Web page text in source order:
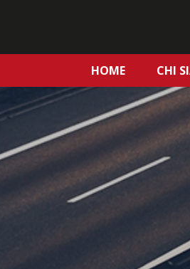
HOME CHI